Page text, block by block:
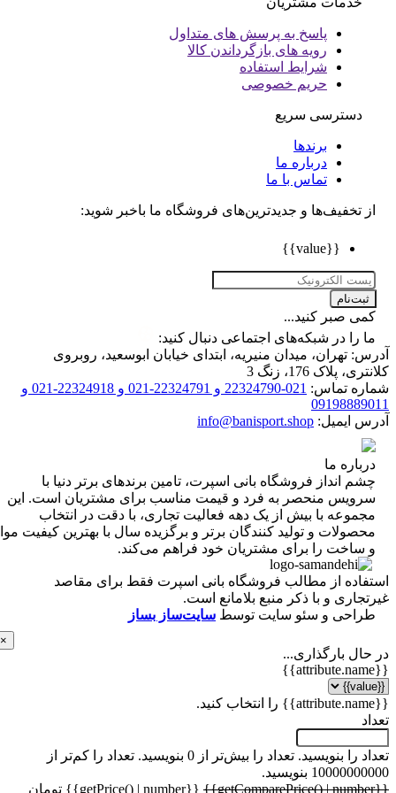
پاسخ به پرسش های متداول
رویه های بازگرداندن کالا
شرایط استفاده
حریم خصوصی
دسترسی سریع
برندها
درباره ما
تماس با ما
تخفیف‌ها و جدیدترین‌های فروشگاه ما باخبر شوید:
صبر کنید...
را در شبکه‌های اجتماعی دنبال کنید:
تهران، میدان منیریه، ابتدای خیابان ابوسعید، روبروی
پلاک 176، زنگ 3
تماس:
021-22324790 و 22324791-021 و 22324918-021 و
ایمیل: info@banisport.shop
ما
انداز فروشگاه‌ بانی اسپرت، تامین برندهای برتر دنیا با
منحصر به فرد و قیمت مناسب برای مشتریان است. این
با بیش از یک دهه فعالیت تجاری، با دقت در انتخاب
و تولید کنندگان برتر و برگزیده سال با بهترین کیفیت مواد
را برای مشتریان خود فراهم می‌کند.
از مطالب فروشگاه بانی اسپرت فقط برای مقاصد
و با ذکر منبع بلامانع است.
و سئو سایت توسطسایت‌ساز بساز
بارگذاری...
را بنویسید.تعداد را بیش‌تر از 0 بنویسید.
تعداد را کم‌تر از
بنویسید.
{{getPrice() | number}} تومان